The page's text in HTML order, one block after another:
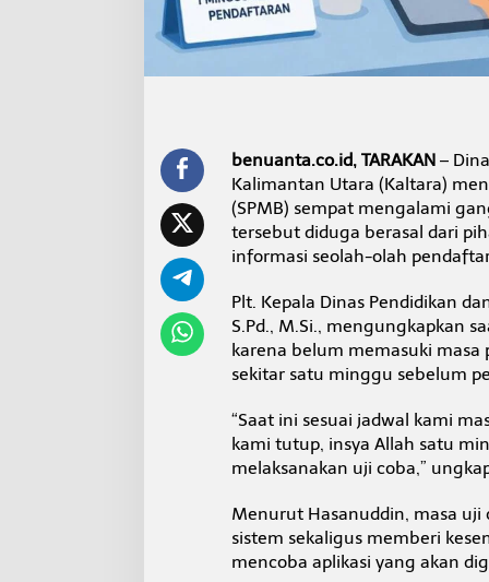
d
P
e
r
k
e
t
t
n
g
m
a
n
a
S
i
s
benuanta.co.id, TARAKAN–
Kalimantan Utara (Kaltara)
(SPMB) sempat mengalami
tersebut diduga berasal dari
informasi seolah-olah
Plt. Kepala Dinas Pendidikan
S.Pd., M.Si., mengungkapkan
karena belum memasuki masa
sekitar satu minggu sebelum
“Saat ini sesuai jadwal kami
kami tutup, insya Allah satu
melaksanakan uji coba,”
Menurut Hasanuddin, masa
sistem sekaligus memberi
mencoba aplikasi yang akan